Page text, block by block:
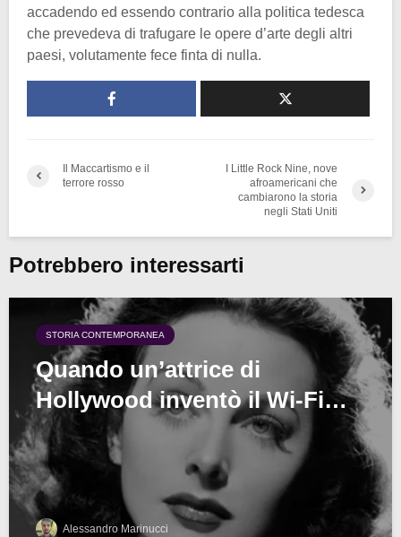
accadendo ed essendo contrario alla politica tedesca
che prevedeva di trafugare le opere d’arte degli altri
paesi, volutamente fece finta di nulla.
Il Maccartismo e il
terrore rosso
I Little Rock Nine, nove
afroamericani che
cambiarono la storia
negli Stati Uniti
Potrebbero interessarti
STORIA CONTEMPORANEA
Quando un’attrice di
Hollywood inventò il Wi-Fi…
Alessandro Marinucci